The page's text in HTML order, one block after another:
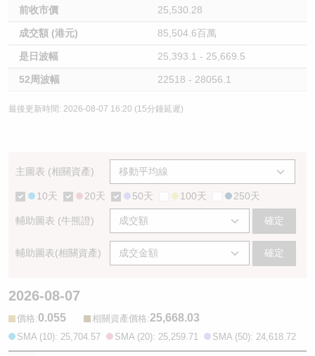
前收市價 25,530.28
成交額 (港元) 85,504.6百萬
是日波幅 25,393.1 - 25,669.5
52周波幅 22518 - 28056.1
最後更新時間: 2026-08-07 16:20 (15分鐘延遲)
主圖表 (相關資產)
10天 20天 50天 100天 250天
輔助圖表 (牛熊證) 確定
輔助圖表(相關資產) 確定
2026-08-07
價格:0.055 相關資產價格:25,668.03
SMA (10): 25,704.57 SMA (20): 25,259.71 SMA (50): 24,618.72